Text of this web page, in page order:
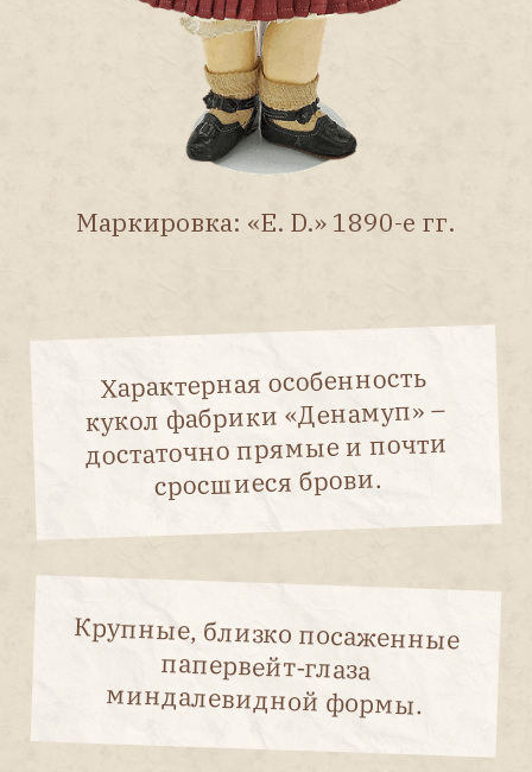
Мы ВКонтакте
Мы в MAX
Главная
Купить
Рубрики
Журнал
«Антикварная кукла»